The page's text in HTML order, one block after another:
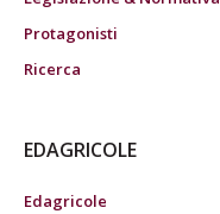
Protagonisti
Ricerca
EDAGRICOLE
Edagricole